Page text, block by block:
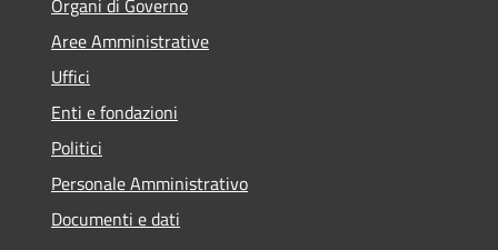
Organi di Governo
Aree Amministrative
Uffici
Enti e fondazioni
Politici
Personale Amministrativo
Documenti e dati